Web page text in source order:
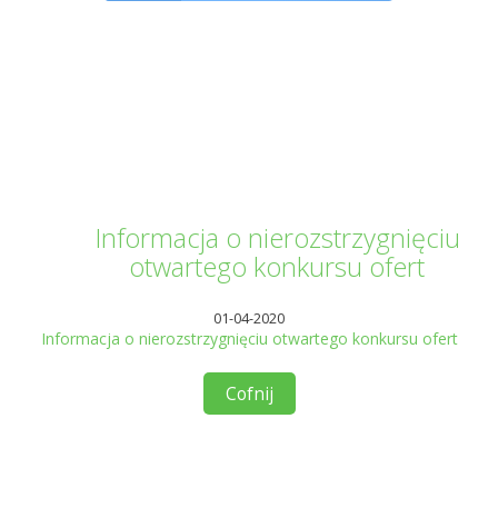
Informacja o nierozstrzygnięciu
otwartego konkursu ofert
01-04-2020
Informacja o nierozstrzygnięciu otwartego konkursu ofert
Cofnij